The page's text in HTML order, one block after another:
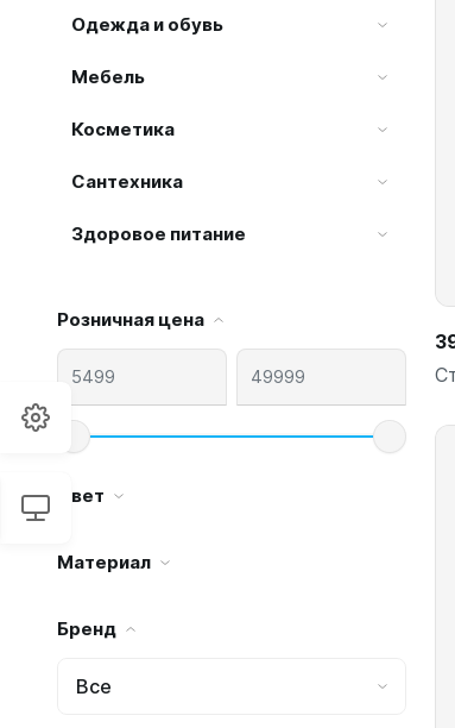
Одежда и обувь
Мебель
Косметика
Сантехника
Здоровое питание
Розничная цена
Цвет
Материал
Бренд
Все